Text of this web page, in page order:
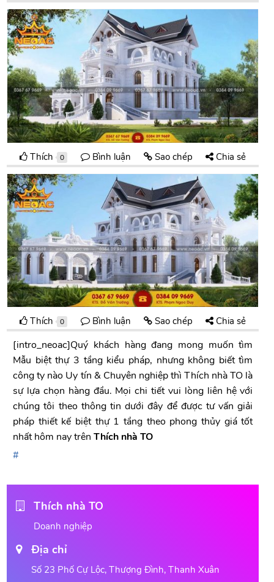
Thích 0 Bình luận Sao chép Chia sẻ
Thích 0 Bình luận Sao chép Chia sẻ
[intro_neoac]Quý khách hàng đang mong muốn tìm
Mẫu biệt thự 3 tầng kiểu pháp, nhưng không biết tìm
công ty nào Uy tín & Chuyên nghiệp thì Thích nhà TO là
sự lựa chọn hàng đầu. Mọi chi tiết vui lòng liên hệ với
chúng tôi theo thông tin dưới đây để được tư vấn giải
pháp thiết kế biệt thự 1 tầng theo phong thủy giá tốt
nhất hôm nay trênThích nhà TO
Thích nhà TO
Doanh nghiệp
Địa chỉ
Số 23 Phố Cự Lộc, Thượng Đình, Thanh Xuân